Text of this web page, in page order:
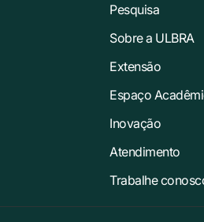
Pesquisa
Sobre a ULBRA
Extensão
Espaço
Inovação
Atendimento
Trabalhe